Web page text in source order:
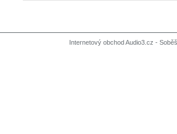
Internetový obchod Audio3.cz -